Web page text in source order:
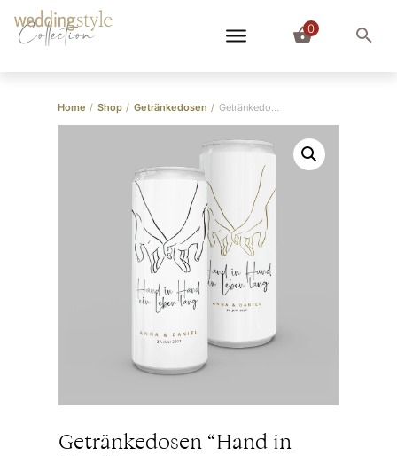
Collection 0
Home / Shop / Getränkedosen / Getränkedosen “Hand in Hand”
Getränkedosen “Hand in